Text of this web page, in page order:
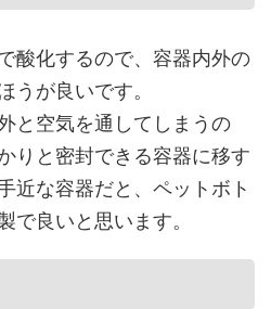
酸化するので、容器内外の
うが良いです。
と空気を通してしまうの
りと密封できる容器に移す
近な容器だと、ペットボト
で良いと思います。